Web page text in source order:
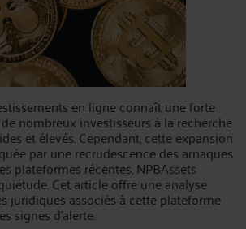
en ligne connaît une forte
nombreux investisseurs à la recherche
et élevés. Cependant, cette expansion
par une recrudescence des arnaques
plateformes récentes, NPBAssets
Cet article offre une analyse
juridiques associés à cette plateforme
signes d’alerte.